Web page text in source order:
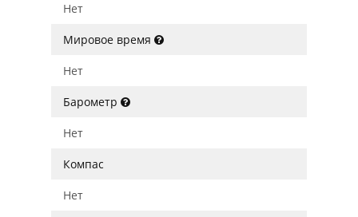
Нет
Мировое время
Нет
Барометр
Нет
Компас
Нет